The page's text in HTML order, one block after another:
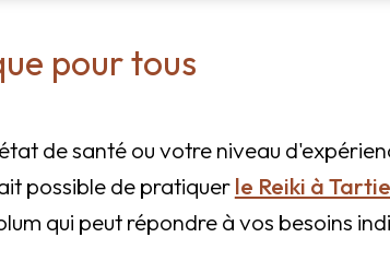
pour tous
de santé ou votre niveau
possible de pratiquerle Reiki à
qui peut répondre à vos besoins